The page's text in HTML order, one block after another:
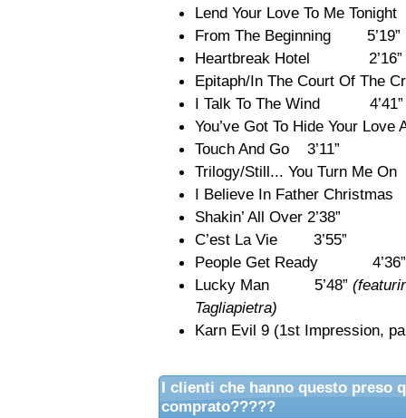
Lend Your Love To Me Tonight
From The Beginning 5’19”
Heartbreak Hotel 2’16”
Epitaph/In The Court Of
I Talk To The Wind 4’41”
You’ve Got To Hide Your
Touch And Go 3’11”
Trilogy/Still... You Turn Me On
I Believe In Father
Shakin’ All Over 2’38”
C’est La Vie 3’55”
People Get Ready 4’36”
Lucky Man 5’48”
Tagliapietra)
Karn Evil 9 (1st
I clienti che hanno questo preso
comprato?????